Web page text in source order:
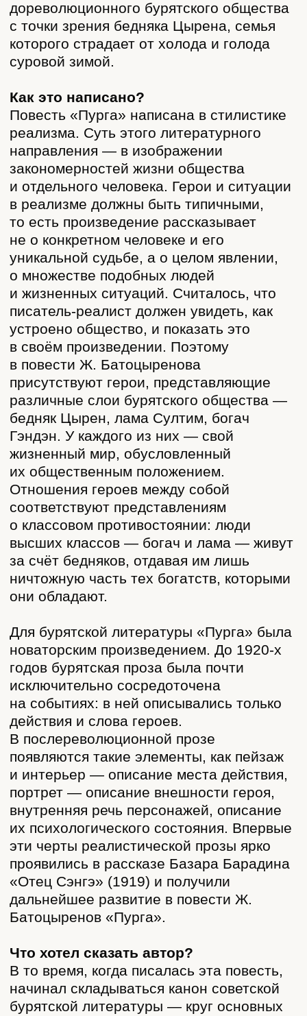
в повести Ж. Батоцыренова
присутствуют герои, представляющие
различные слои бурятского общества —
бедняк Цырен, лама Султим, богач
Гэндэн. У каждого из них — свой
жизненный мир, обусловленный
Отношения героев между собой
соответствуют представлениям
о классовом противостоянии: люди
высших классов — богач и лама — живут
за счёт бедняков, отдавая им лишь
ничтожную часть тех богатств, которыми
они обладают.
Для бурятской литературы «Пурга» была
новаторским произведением. До 1920-х
годов бурятская проза была почти
исключительно сосредоточена
на событиях: в ней описывались только
действия и слова героев.
В послереволюционной прозе
появляются такие элементы, как пейзаж
и интерьер — описание места действия,
портрет — описание внешности героя,
внутренняя речь персонажей, описание
их психологического состояния. Впервые
эти черты реалистической прозы ярко
проявились в рассказе Базара Барадина
«Отец Сэнгэ» (1919) и получили
дальнейшее развитие в повести Ж.
Батоцыренов «Пурга».
Что хотел сказать автор?
В то время, когда писалась эта повесть,
начинал складываться канон советской
бурятской литературы — круг основных
её тем и принципов их освещения. Одной
из главных тем новой литературы была
дореволюционная жизнь, причём жизнь
эта должна была изображаться
несовершенной, порочной, трагичной.
Поэтому писатели специально
акцентировали внимание на различных
страданиях героев-бедняков. Это было
нужно, чтобы укрепить в сознании
читателей идею о необходимости
революции и о том, что после революции
счастливой, лишённой прежних
недостатков. Не случайно повесть
«Пурга» завершается картиной
послереволюционной жизни, где дети
главных героев уже не находятся
в классовом конфликте, как их родители,
а вместе строят новое общество.
Краткое содержание
Начало весны. Бушует снежная буря.
Семья бедняка Цырена — он сам, его
еды. Наутро после бури они
обнаруживают, что умерла их последняя
лошадь.
Глава семейства отправляется просить
помощи к богачу Гэндэну. У того в доме
полностью противоположная картина: все
живут в достатке и сытости, скот его
хорошо накормлен. Не в ладах Гэндэн
только со своими детьми. Сын Гэндэна
Данзан — юный повеса,
пристрастившийся к картам.
привычки играть, но ему с трудом удаётся
влиять на сына. С дочерью Тамжид
отношения тоже не складываются:
ей кажется несправедливым, что отец
обогащается за счёт других людей.
Цырен выпрашивает у Гэндэна еду